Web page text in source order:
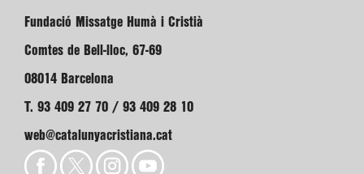
Fundació Missatge Humà i Cristià
Comtes de Bell-lloc, 67-69
08014 Barcelona
T. 93 409 27 70 / 93 409 28 10
web@catalunyacristiana.cat